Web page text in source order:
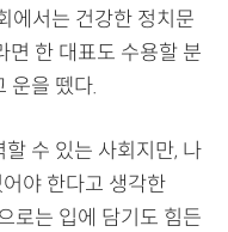
에서는 건강한 정치문
한 대표도 수용할 분
운을 뗐다.
수 있는 사회지만, 나
야 한다고 생각한
로는 입에 담기도 힘든